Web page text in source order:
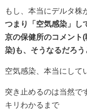
もし、本当にデルタ株
つまり「空気感染」し
京の保健所のコメント
染)も、そうなるだろう
空気感染、本当にして
突き止めるのは当然で
キリわかるまで